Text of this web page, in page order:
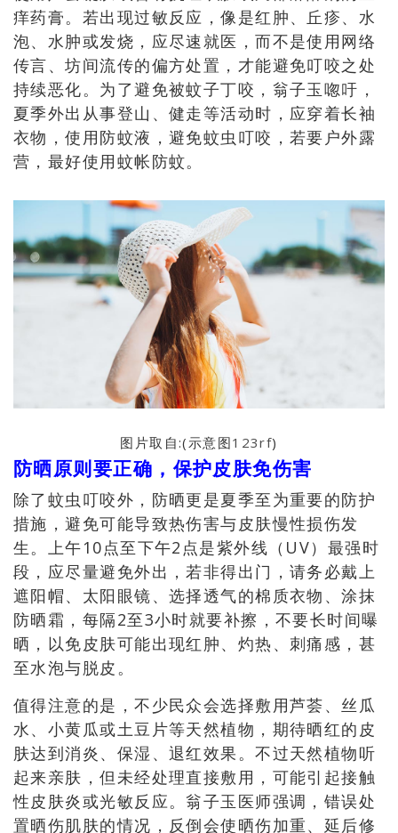
痒药膏。若出现过敏反应，像是红肿、丘疹、水
泡、水肿或发烧，应尽速就医，而不是使用网络
传言、坊间流传的偏方处置，才能避免叮咬之处
持续恶化。为了避免被蚊子丁咬，翁子玉唿吁，
夏季外出从事登山、健走等活动时，应穿着长袖
衣物，使用防蚊液，避免蚊虫叮咬，若要户外露
营，最好使用蚊帐防蚊。
图片取自:(示意图123rf)
防晒原则要正确，保护皮肤免伤害
除了蚊虫叮咬外，防晒更是夏季至为重要的防护
措施，避免可能导致热伤害与皮肤慢性损伤发
生。上午10点至下午2点是紫外线（UV）最强时
段，应尽量避免外出，若非得出门，请务必戴上
遮阳帽、太阳眼镜、选择透气的棉质衣物、涂抹
防晒霜，每隔2至3小时就要补擦，不要长时间曝
晒，以免皮肤可能出现红肿、灼热、刺痛感，甚
至水泡与脱皮。
值得注意的是，不少民众会选择敷用芦荟、丝瓜
水、小黄瓜或土豆片等天然植物，期待晒红的皮
肤达到消炎、保湿、退红效果。不过天然植物听
起来亲肤，但未经处理直接敷用，可能引起接触
性皮肤炎或光敏反应。翁子玉医师强调，错误处
置晒伤肌肤的情况，反倒会使晒伤加重、延后修